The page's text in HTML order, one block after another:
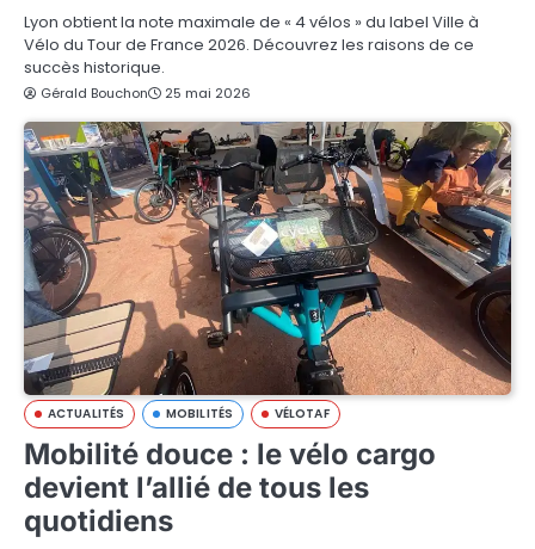
Lyon obtient la note maximale de « 4 vélos » du label Ville à
Vélo du Tour de France 2026. Découvrez les raisons de ce
succès historique.
Gérald Bouchon 25 mai 2026
ACTUALITÉS MOBILITÉS VÉLOTAF
Mobilité douce : le vélo cargo
devient l’allié de tous les
quotidiens